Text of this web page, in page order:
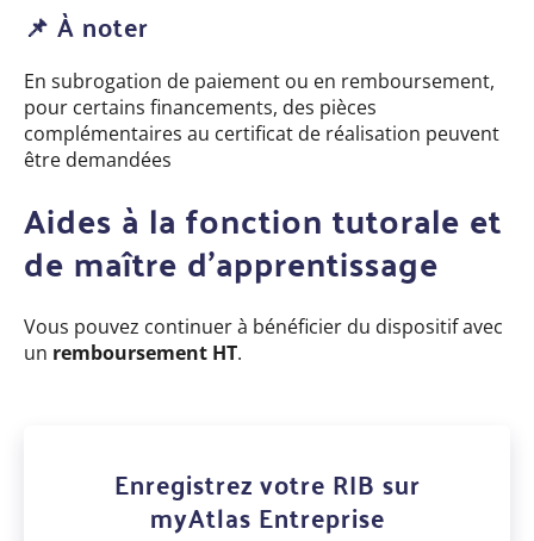
📌 À noter
En subrogation de paiement ou en remboursement,
pour certains financements, des pièces
complémentaires au certificat de réalisation peuvent
être demandées
Aides à la fonction tutorale et
de maître d’apprentissage
Vous pouvez continuer à bénéficier du dispositif avec
un remboursement HT.
Enregistrez votre RIB sur
myAtlas Entreprise